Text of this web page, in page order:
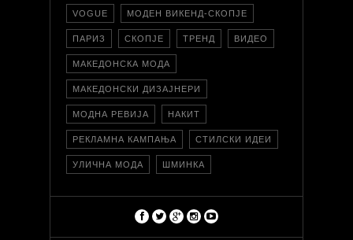
VOGUE МОДЕН ВИКЕНД-СКОПЈЕ
ПАРИЗ СКОПЈЕ ТРЕНД ВИДЕО
МАКЕДОНСКА МОДА
МАКЕДОНСКИ ДИЗАЈНЕРИ
МОДНА РЕВИЈА НАКИТ
РЕКЛАМНА КАМПАЊА СТИЛСКИ ИДЕИ
УЛИЧНА МОДА ШМИНКА